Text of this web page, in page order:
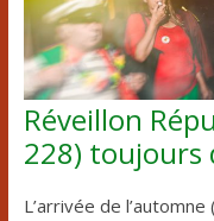
Réveillon
228) toujours
L’arrivée de